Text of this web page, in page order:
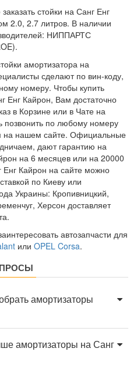
стойки на Санг Енг
2.0, 2.7 литров. В наличии
НИППАРТС
амортизатора на
сделают по вин-коду,
номеру. Чтобы купить
Енг Кайрон, Вам достаточно
в Корзине или в Чате на
позвонить по любому номеру
на нашем сайте. Официальные
дают гарантию на
на 6 месяцев или на 20000
Енг Кайрон на сайте можно
по Киеву или
Украины: Кропивницкий,
Херсон доставляет
автозапчасти для
или OPEL Corsa.
амортизаторы
амортизаторы на Санг